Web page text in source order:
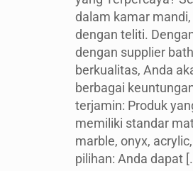
dalam kamar
dengan teliti.
dengan supplier
berkualitas, Anda
berbagai
terjamin: Produk
memiliki standar
marble, onyx,
pilihan: Anda dapat